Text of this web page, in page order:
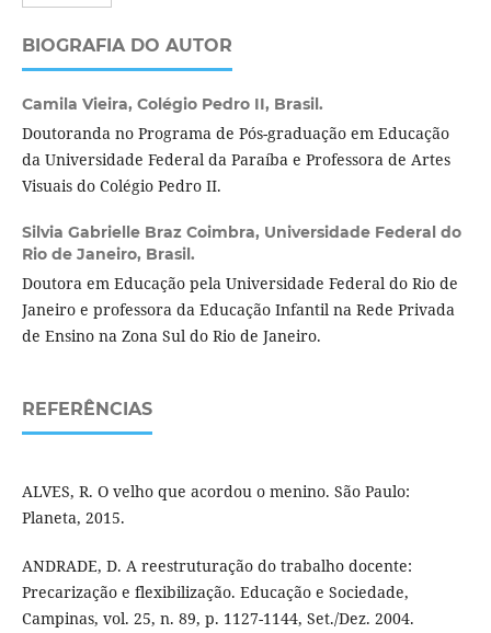
BIOGRAFIA DO AUTOR
Camila Vieira, Colégio Pedro II, Brasil.
Doutoranda no Programa de Pós-graduação em Educação
da Universidade Federal da Paraíba e Professora de Artes
Visuais do Colégio Pedro II.
Silvia Gabrielle Braz Coimbra, Universidade Federal do
Rio de Janeiro, Brasil.
Doutora em Educação pela Universidade Federal do Rio de
Janeiro e professora da Educação Infantil na Rede Privada
de Ensino na Zona Sul do Rio de Janeiro.
REFERÊNCIAS
ALVES, R. O velho que acordou o menino. São Paulo:
Planeta, 2015.
ANDRADE, D. A reestruturação do trabalho docente:
Precarização e flexibilização. Educação e Sociedade,
Campinas, vol. 25, n. 89, p. 1127-1144, Set./Dez. 2004.